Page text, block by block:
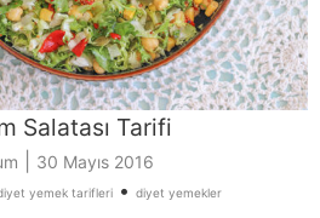
Salatası Tarifi
30 Mayıs 2016
yemek tarifleri • diyet yemekler